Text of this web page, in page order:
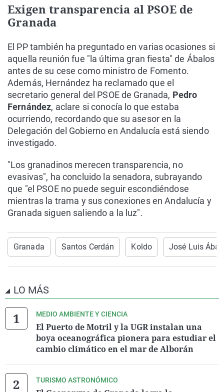
Exigen transparencia al PSOE de
Granada
El PP también ha preguntado en varias ocasiones si
aquella reunión fue "la última gran fiesta" de Ábalos
antes de su cese como ministro de Fomento.
Además, Hernández ha reclamado que el
secretario general del PSOE de Granada, Pedro
Fernández, aclare si conocía lo que estaba
ocurriendo, recordando que su asesor en la
Delegación del Gobierno en Andalucía está siendo
investigado.
"Los granadinos merecen transparencia, no
evasivas", ha concluido la senadora, subrayando
que "el PSOE no puede seguir escondiéndose
mientras la trama y sus conexiones en Andalucía y
Granada siguen saliendo a la luz".
Granada Santos Cerdán Koldo José Luis
LO MÁS
MEDIO AMBIENTE Y CIENCIA
El Puerto de Motril y la UGR instalan una
boya oceanográfica pionera para estudiar el
cambio climático en el mar de Alborán
TURISMO ASTRONÓMICO